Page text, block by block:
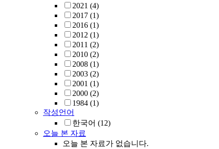
2021 (4)
2017 (1)
2016 (1)
2012 (1)
2011 (2)
2010 (2)
2008 (1)
2003 (2)
2001 (1)
2000 (2)
1984 (1)
작성언어
한국어 (12)
오늘 본 자료
오늘 본 자료가 없습니다.